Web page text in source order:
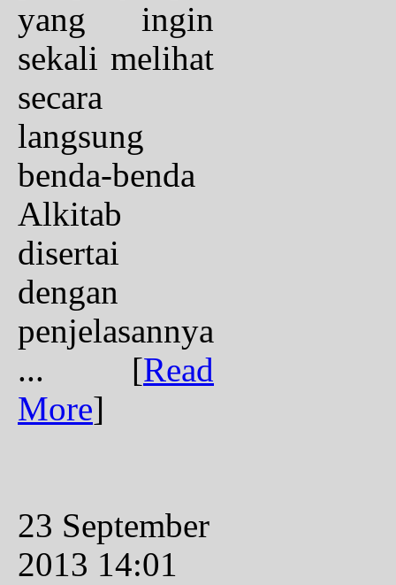
yang ingin
sekali melihat
secara
langsung
benda-benda
Alkitab
disertai
dengan
penjelasannya
... [Read
More]
23 September
2013 14:01